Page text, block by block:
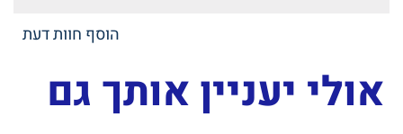
הוסף חוות דעת
אולי יעניין אותך גם